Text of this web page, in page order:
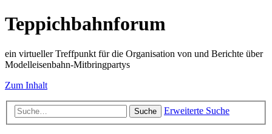
Teppichbahnforum
ein virtueller Treffpunkt für die Organisation von und Berichte über
Modelleisenbahn-Mitbringpartys
Zum Inhalt
Suche Erweiterte Suche